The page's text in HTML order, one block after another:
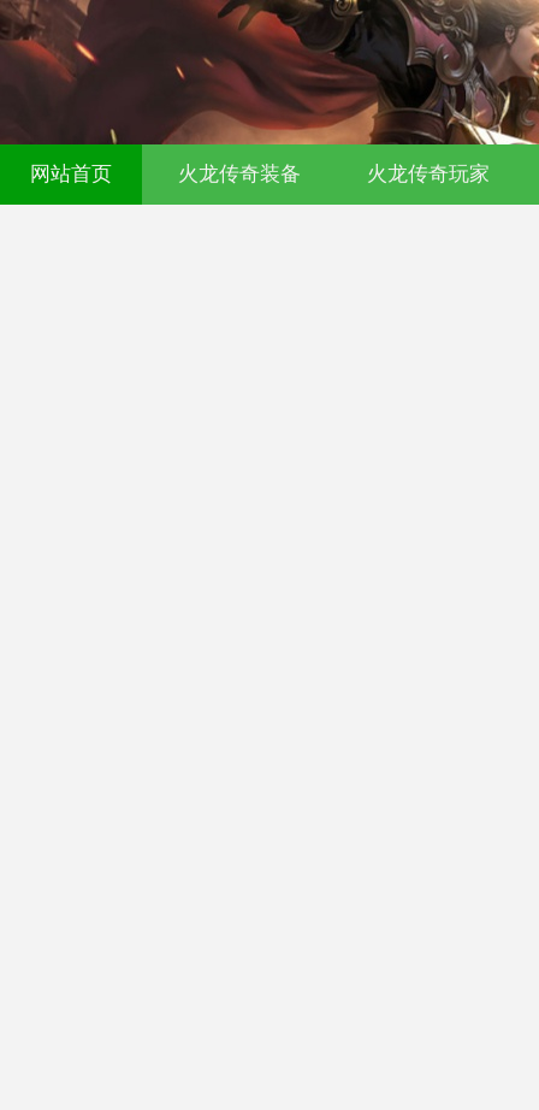
00ok传奇发布网-今日新开传奇私服-
网站首页 火龙传奇装备 火龙传奇玩家